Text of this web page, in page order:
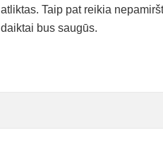
atliktas. Taip pat reikia
daiktai bus saugūs.